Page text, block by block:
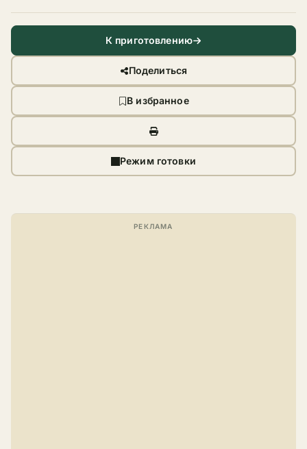
К приготовлению
Поделиться
В избранное
Режим готовки